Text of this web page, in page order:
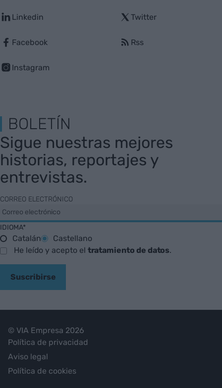
Linkedin
Facebook
Instagram
Twitter
Rss
BOLETÍN
Sigue nuestras mejores
historias, reportajes y
entrevistas.
CORREO ELECTRÓNICO
IDIOMA*
Catalán
Castellano
He leído y acepto el tratamiento de datos.
Suscribirse
© VIA Empresa 2026
Política de privacidad
Aviso legal
Política de cookies